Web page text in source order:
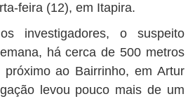
feira (12), em Itapira.
investigadores, o suspeito
há cerca de 500 metros
ao Bairrinho, em Artur
levou pouco mais de um